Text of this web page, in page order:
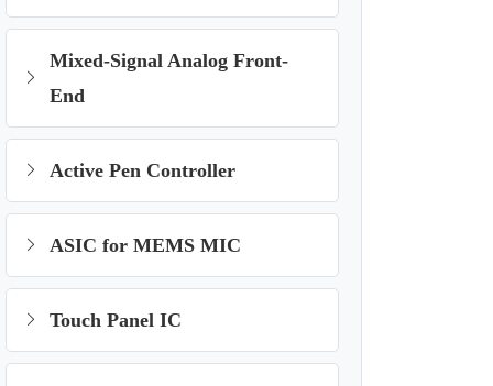
Mixed-Signal Analog Front-
End
Active Pen Controller
ASIC for MEMS MIC
Touch Panel IC